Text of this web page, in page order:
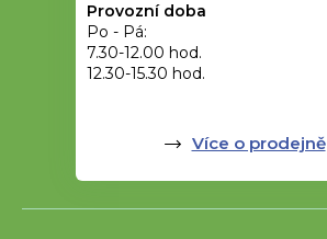
Provozní doba
Po - Pá:
7.30-12.00 hod.
12.30-15.30 hod.
Více o prodejně